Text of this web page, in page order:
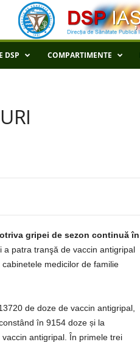
DSP COMPARTIMENTE
gripei de sezon continuă în
a patra tranşă de vaccin antigripal
medicilor de familie
de doze de vaccin antigripal,
în 9154 doze și la
antigripal. În primele trei